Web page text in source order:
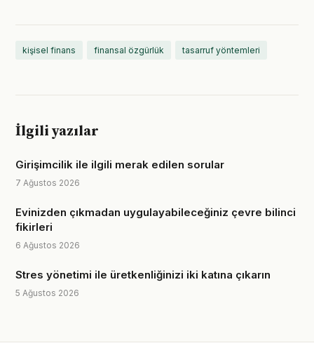
kişisel finans finansal özgürlük tasarruf yöntemleri
İlgili yazılar
Girişimcilik ile ilgili merak edilen sorular
7 Ağustos 2026
Evinizden çıkmadan uygulayabileceğiniz çevre bilinci
fikirleri
6 Ağustos 2026
Stres yönetimi ile üretkenliğinizi iki katına çıkarın
5 Ağustos 2026